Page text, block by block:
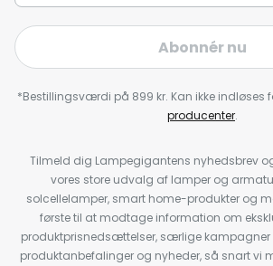
Abonnér nu
*Bestillingsværdi på 899 kr. Kan ikke indløses
producenter.
Tilmeld dig Lampegigantens nyhedsbrev
vores store udvalg af lamper og
solcellelamper, smart home-produkter og
første til at modtage information om
produktprisnedsættelser, særlige kampagner
produktanbefalinger og nyheder, så snart vi